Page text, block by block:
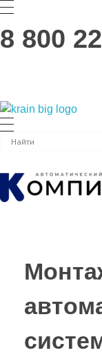
8 800
K-Rain — Оборудование для систем автоматического полива.
Роторные оросители, статические оросители, контроллеры орошения, ротационные форсунки и принадлежности для орошения коммерческих и домашних систем полива от K-Rain.